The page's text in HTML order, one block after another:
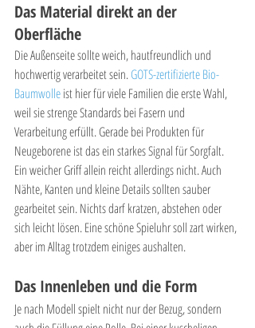
Das Material direkt an der
Oberfläche
Die Außenseite sollte weich, hautfreundlich und
hochwertig verarbeitet sein. GOTS-zertifizierte Bio-
Baumwolle ist hier für viele Familien die erste Wahl,
weil sie strenge Standards bei Fasern und
Verarbeitung erfüllt. Gerade bei Produkten für
Neugeborene ist das ein starkes Signal für Sorgfalt.
Ein weicher Griff allein reicht allerdings nicht. Auch
Nähte, Kanten und kleine Details sollten sauber
gearbeitet sein. Nichts darf kratzen, abstehen oder
sich leicht lösen. Eine schöne Spieluhr soll zart wirken,
aber im Alltag trotzdem einiges aushalten.
Das Innenleben und die Form
Je nach Modell spielt nicht nur der Bezug, sondern